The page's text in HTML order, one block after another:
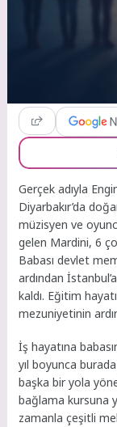
Gerçek adıyla
Diyarbakır’da
müzisyen ve
gelen Mardini, 6
Babası devlet
ardından
kaldı. Eğitim
mezuniyetinin
İş hayatına
yıl boyunca
başka bir yola
bağlama kursuna
zamanla çeşitli